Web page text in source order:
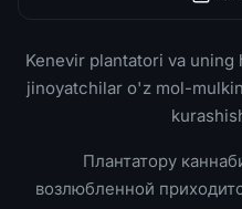
Kenevir plantatori va
jinoyatchilar o'z mol-
Плантатору
возлюбленной